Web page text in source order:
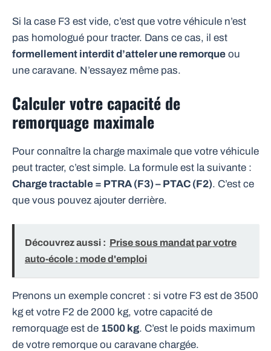
Si la case F3 est vide, c’est que votre véhicule n’est
pas homologué pour tracter. Dans ce cas, il est
formellement interdit d’atteler une remorque ou
une caravane. N’essayez même pas.
Calculer votre capacité de
remorquage maximale
Pour connaître la charge maximale que votre véhicule
peut tracter, c’est simple. La formule est la suivante :
Charge tractable = PTRA (F3) – PTAC (F2). C’est ce
que vous pouvez ajouter derrière.
Découvrez aussi : Prise sous mandat par votre
auto-école : mode d'emploi
Prenons un exemple concret : si votre F3 est de 3500
kg et votre F2 de 2000 kg, votre capacité de
remorquage est de 1500 kg. C’est le poids maximum
de votre remorque ou caravane chargée.